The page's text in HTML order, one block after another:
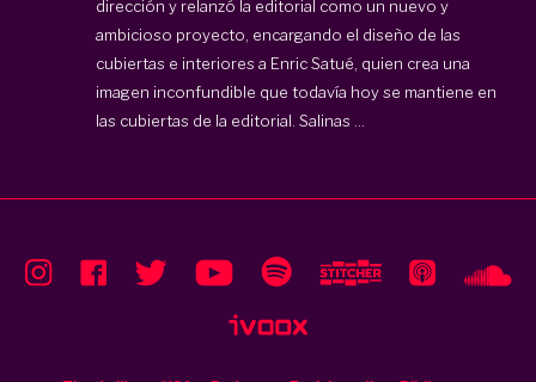
dirección y relanzó la editorial como un nuevo y
ambicioso proyecto, encargando el diseño de las
cubiertas e interiores a Enric Satué, quien crea una
imagen inconfundible que todavía hoy se mantiene en
las cubiertas de la editorial. Salinas ...